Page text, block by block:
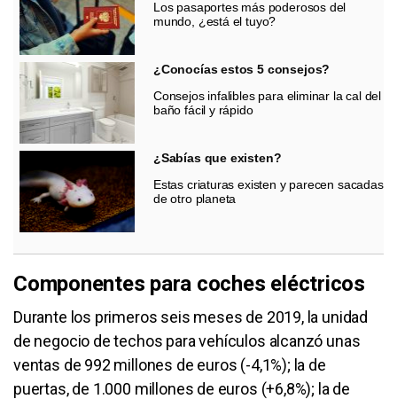
Los pasaportes más poderosos del
mundo, ¿está el tuyo?
¿Conocías estos 5 consejos?
Consejos infalibles para eliminar la cal del
baño fácil y rápido
¿Sabías que existen?
Estas criaturas existen y parecen sacadas
de otro planeta
Componentes para coches eléctricos
Durante los primeros seis meses de 2019, la unidad
de negocio de techos para vehículos alcanzó unas
ventas de 992 millones de euros (-4,1%); la de
puertas, de 1.000 millones de euros (+6,8%); la de